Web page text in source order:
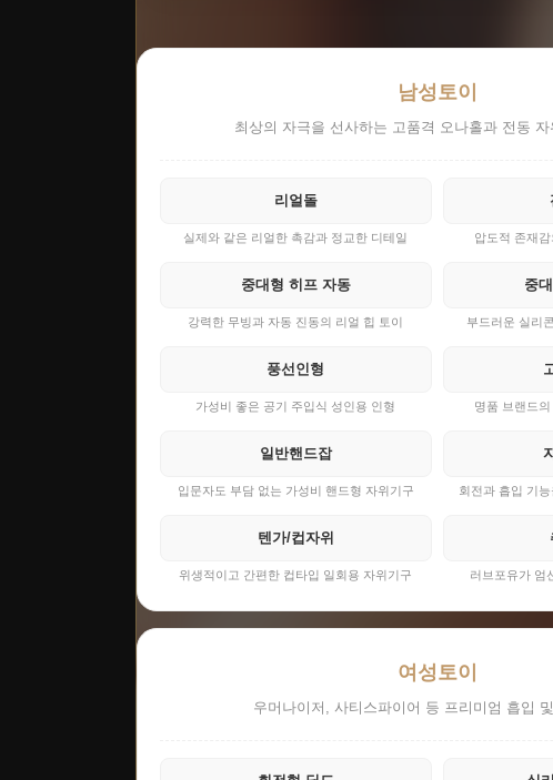
남성토이
최상의 자극을 선사하는 고품격 오나홀과 전동 자
리얼돌
실제와 같은 리얼한 촉감과 정교한 디테일 압도적 존재
중대형 히프 자동
강력한 무빙과 자동 진동의 리얼 힙 토이
중
부드러운 실리
풍선인형
가성비 좋은 공기 주입식 성인용 인형 명품 브랜드
일반핸드잡
입문자도 부담 없는 가성비 핸드형 자위기구 회전과 흡입 기
텐가/컵자위
위생적이고 간편한 컵타입 일회용 자위기구 러브포유가 엄
여성토이
우머나이저, 사티스파이어 등 프리미엄 흡입